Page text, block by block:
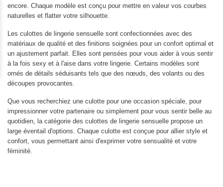
encore. Chaque modèle est conçu pour mettre en valeur vos courbes
naturelles et flatter votre silhouette.
Les culottes de lingerie sensuelle sont confectionnées avec des
matériaux de qualité et des finitions soignées pour un confort optimal et
un ajustement parfait. Elles sont pensées pour vous aider à vous sentir
à la fois sexy et à l'aise dans votre lingerie. Certains modèles sont
ornés de détails séduisants tels que des nœuds, des volants ou des
découpes provocantes.
Que vous recherchiez une culotte pour une occasion spéciale, pour
impressionner votre partenaire ou simplement pour vous sentir belle au
quotidien, la catégorie des culottes de lingerie sensuelle propose un
large éventail d'options. Chaque culotte est conçue pour allier style et
confort, vous permettant ainsi d'exprimer votre sensualité et votre
féminité.